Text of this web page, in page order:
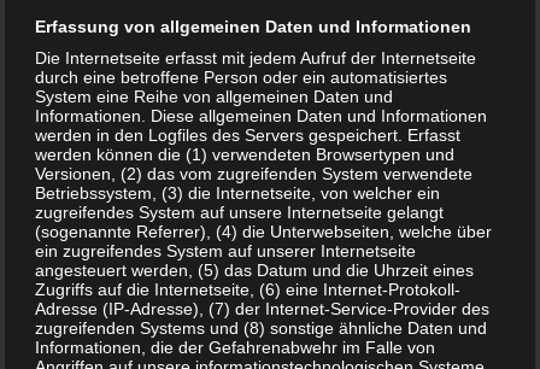
Erfassung von allgemeinen Daten und Informationen
Die Internetseite erfasst mit jedem Aufruf der Internetseite
durch eine betroffene Person oder ein automatisiertes
System eine Reihe von allgemeinen Daten und
Informationen. Diese allgemeinen Daten und Informationen
werden in den Logfiles des Servers gespeichert. Erfasst
werden können die (1) verwendeten Browsertypen und
Versionen, (2) das vom zugreifenden System verwendete
Betriebssystem, (3) die Internetseite, von welcher ein
zugreifendes System auf unsere Internetseite gelangt
(sogenannte Referrer), (4) die Unterwebseiten, welche über
ein zugreifendes System auf unserer Internetseite
angesteuert werden, (5) das Datum und die Uhrzeit eines
Zugriffs auf die Internetseite, (6) eine Internet-Protokoll-
Adresse (IP-Adresse), (7) der Internet-Service-Provider des
zugreifenden Systems und (8) sonstige ähnliche Daten und
Informationen, die der Gefahrenabwehr im Falle von